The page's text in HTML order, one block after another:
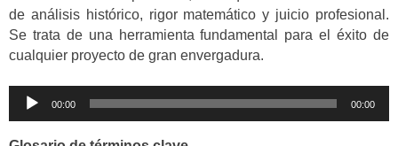
de análisis histórico, rigor matemático y juicio profesional.
Se trata de una herramienta fundamental para el éxito de
cualquier proyecto de gran envergadura.
Reproductor
00:00 00:00